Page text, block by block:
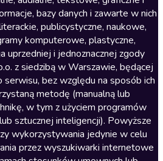
bazy danych i zawarte w nich
publicystyczne, naukowe,
komputerowe, plastyczne,
uprzedniej i jednoznacznej zgody
z siedzibą w Warszawie, będącej
serwisu, bez względu na sposób ich
metodę (manualną lub
w tym z użyciem programów
sztucznej inteligencji). Powyższe
wykorzystywania jedynie w celu
przez wyszukiwarki internetowe